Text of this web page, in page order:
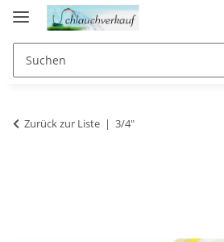
Zurück zur Liste 3/4"